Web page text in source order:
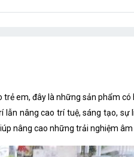
em, đây là những sản phẩm
nâng cao trí tuệ, sáng tạo,
nâng cao những trải nghiệm âm